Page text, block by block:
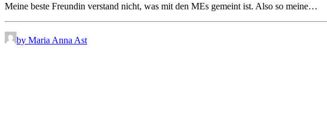
Meine beste Freundin verstand nicht, was mit den MEs gemeint ist. Also so meine…
by Maria Anna Ast